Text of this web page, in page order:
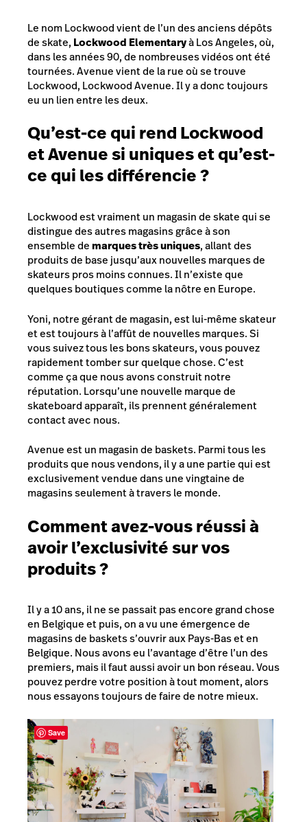
Le nom Lockwood vient de l’un des anciens dépôts
de skate, Lockwood Elementaryà Los Angeles, où,
dans les années 90, de nombreuses vidéos ont été
tournées. Avenue vient de la rue où se trouve
Lockwood, Lockwood Avenue. Il y a donc toujours
eu un lien entre les deux.
Qu’est-ce qui rend Lockwood
et Avenue si uniques et qu’est-
ce qui les différencie ?
Lockwood est vraiment un magasin de skate qui se
distingue des autres magasins grâce à son
ensemble demarques très uniques, allantdes
produits de base jusqu’aux nouvelles marques de
skateurs pros moins connues. Il n’existe que
quelques boutiques comme la nôtre en Europe.
Yoni, notre gérant de magasin, est lui-même skateur
et est toujours à l’affût de nouvelles marques. Si
vous suivez tous les bons skateurs, vous pouvez
rapidement tomber sur quelque chose. C’est
comme ça que nous avons construit notre
réputation. Lorsqu’une nouvelle marque de
skateboard apparaît, ils prennent généralement
contact avec nous.
Avenue est un magasin de baskets. Parmi tous les
produits que nous vendons, il y a une partie qui est
exclusivement vendue dans une vingtaine de
magasins seulement à travers le monde.
Comment avez-vous réussi à
avoir l’exclusivité sur vos
produits ?
Il y a 10 ans, il ne se passait pas encore grand chose
en Belgique et puis, on a vu une émergence de
magasins de baskets s’ouvrir aux Pays-Bas et en
Belgique. Nous avons eu l’avantage d’être l’un des
premiers, mais il faut aussi avoir un bon réseau. Vous
pouvez perdre votre position à tout moment, alors
nous essayons toujours de faire de notre mieux.
Save